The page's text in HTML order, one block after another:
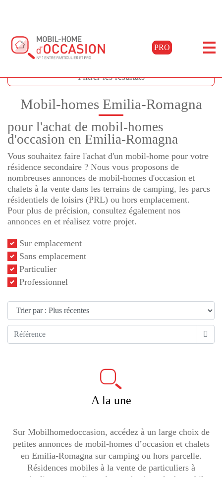
PRO
Accueil Acheter Emilia-romagna
Filtrer les résultats
Mobil-homes Emilia-Romagna
pour l'achat de mobil-homes
d'occasion en Emilia-Romagna
Vous souhaitez faire l'achat d'un mobil-home pour votre
résidence secondaire ? Nous vous proposons de
nombreuses annonces de mobil-homes d'occasion et
chalets à la vente dans les terrains de camping, les parcs
résidentiels de loisirs (PRL) ou hors emplacement.
Pour plus de précision, consultez également nos
annonces en et réalisez votre projet.
Sur emplacement
Sans emplacement
Particulier
Professionnel
A la une
Sur Mobilhomedoccasion, accédez à un large choix de
petites annonces de mobil-homes d’occasion et chalets
en Emilia-Romagna sur camping ou hors parcelle.
Résidences mobiles à la vente de particuliers à